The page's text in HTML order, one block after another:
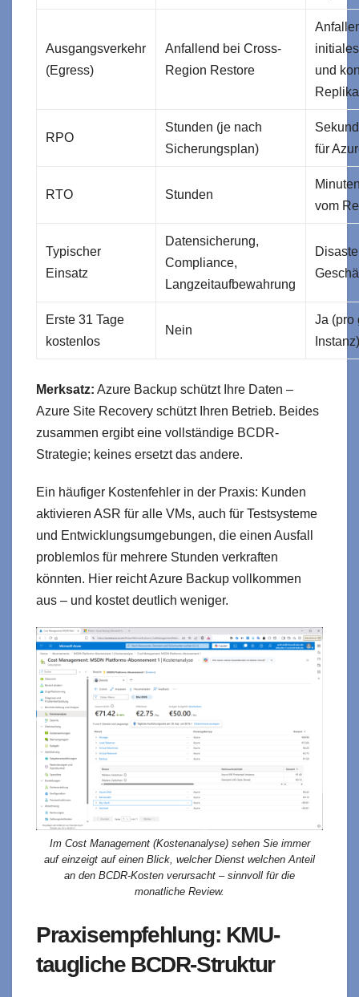
Ausgangsverkehr
(Egress)
Anfallend bei Cross-
Region Restore
und
RPO
Stunden (je nach
Sicherungsplan)
für
RTO Stunden
vom
Typischer
Einsatz
Datensicherung,
Compliance,
Langzeitaufbewahrung
Erste 31 Tage
kostenlos
Nein
Ja (pro
Merksatz: Azure Backup schützt Ihre Daten –
Azure Site Recovery schützt Ihren Betrieb. Beides
zusammen ergibt eine vollständige BCDR-
Strategie; keines ersetzt das andere.
Ein häufiger Kostenfehler in der Praxis: Kunden
aktivieren ASR für alle VMs, auch für Testsysteme
und Entwicklungsumgebungen, die einen Ausfall
problemlos für mehrere Stunden verkraften
könnten. Hier reicht Azure Backup vollkommen
aus – und kostet deutlich weniger.
Im Cost Management (Kostenanalyse) sehen Sie immer
auf einzeigt auf einen Blick, welcher Dienst welchen Anteil
an den BCDR-Kosten verursacht – sinnvoll für die
monatliche Review.
Praxisempfehlung: KMU-
taugliche BCDR-Struktur